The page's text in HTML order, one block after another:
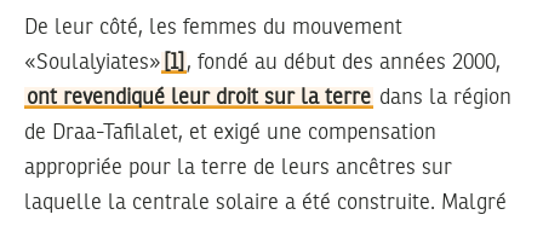
De leur côté, les femmes du mouvement
«Soulalyiates» [1] , fondé au début des années 2000,
ont revendiqué leur droit sur la terre dans la région
de Draa-Tafilalet, et exigé une compensation
appropriée pour la terre de leurs ancêtres sur
laquelle la centrale solaire a été construite. Malgré